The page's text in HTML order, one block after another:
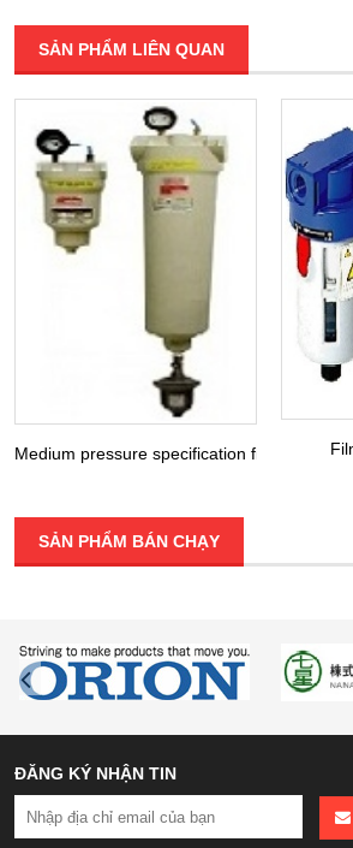
SẢN PHẨM LIÊN QUAN
Medium pressure specification filter DFH /
SẢN PHẨM BÁN CHẠY
ĐĂNG KÝ NHẬN TIN